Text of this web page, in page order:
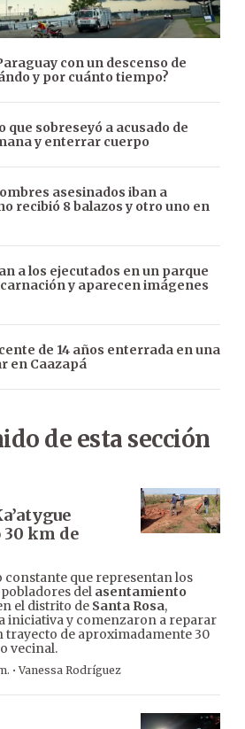
con un descenso de
y por cuánto tiempo?
que sobreseyó a acusado de
y enterrar cuerpo
asesinados iban a
recibió 8 balazos y otro uno en
a los ejecutados en un parque
y aparecen imágenes
de 14 años enterrada en una
en Caazapá
de esta sección
30 km de
constante que representan los
del asentamiento
el distrito de Santa Rosa,
iniciativa y comenzaron a reparar
trayecto de aproximadamente 30
vecinal.
·Vanessa Rodríguez